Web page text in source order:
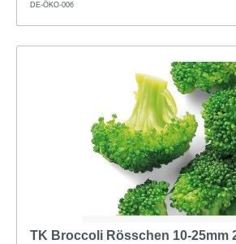
DE-ÖKO-006
TK Broccoli Rösschen 10-25mm